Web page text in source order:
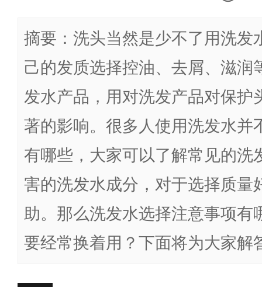
摘要：洗头当然是少不了用洗发
己的发质选择控油、去屑、滋润
发水产品，用对洗发产品对保护
著的影响。很多人使用洗发水并
有哪些，大家可以了解常见的洗
害的洗发水成分，对于选择质量
助。那么洗发水选择注意事项有
要经常换着用？下面将为大家解